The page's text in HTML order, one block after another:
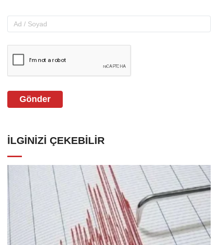
Gönder
İLGINIZI ÇEKEBILIR